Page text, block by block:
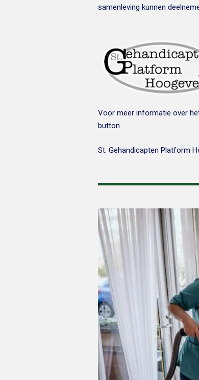
samenleving kunnen
Voor meer informatie over
button
St. Gehandicapten Platform